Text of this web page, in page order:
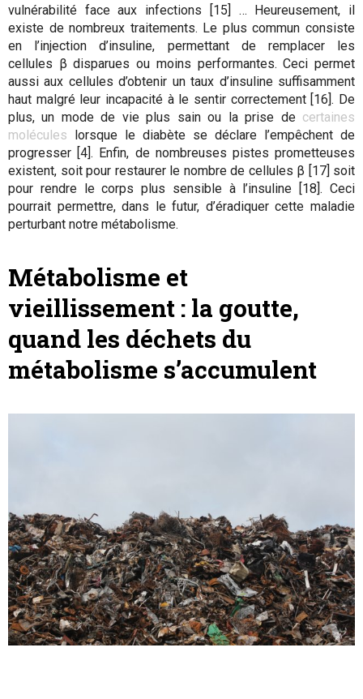
vulnérabilité face aux infections [15] … Heureusement, il
existe de nombreux traitements. Le plus commun consiste
en l’injection d’insuline, permettant de remplacer les
cellules β disparues ou moins performantes. Ceci permet
aussi aux cellules d’obtenir un taux d’insuline suffisamment
haut malgré leur incapacité à le sentir correctement [16]. De
plus, un mode de vie plus sain ou la prise de certaines
molécules lorsque le diabète se déclare l’empêchent de
progresser [4]. Enfin, de nombreuses pistes prometteuses
existent, soit pour restaurer le nombre de cellules β [17] soit
pour rendre le corps plus sensible à l’insuline [18]. Ceci
pourrait permettre, dans le futur, d’éradiquer cette maladie
perturbant notre métabolisme.
Métabolisme et
vieillissement : la goutte,
quand les déchets du
métabolisme s’accumulent